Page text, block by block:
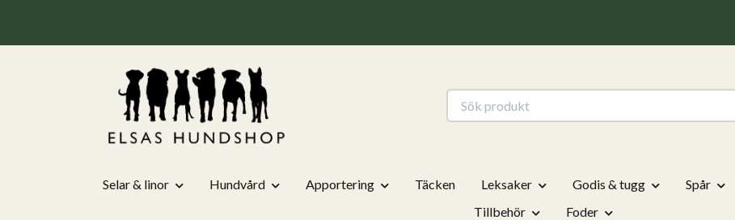
Selar & linor Hundvård Apportering Täcken Leksaker Godis & tugg Spår
Tillbehör
Foder